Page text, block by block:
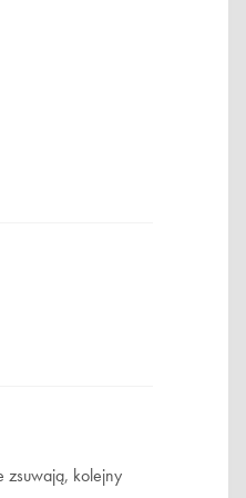
zsuwają, kolejny